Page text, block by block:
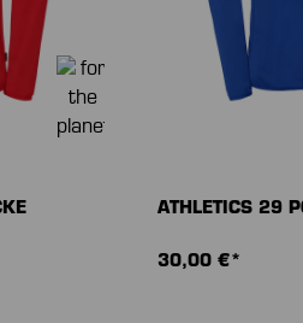
ATHLETICS 29
30,00 €*